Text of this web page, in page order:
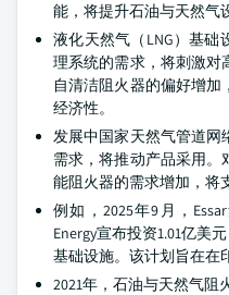
能，将提升石油与天然气
液化天然气（LNG）基础
理系统的需求，将刺激对
自清洁阻火器的偏好增
经济性。
发展中国家天然气管道网
需求，将推动产品采用。
能阻火器的需求增加，将
例如，2025年9月，
Energy宣布投资1.01亿美
基础设施。该计划旨在在
2021年，石油与天然气阻